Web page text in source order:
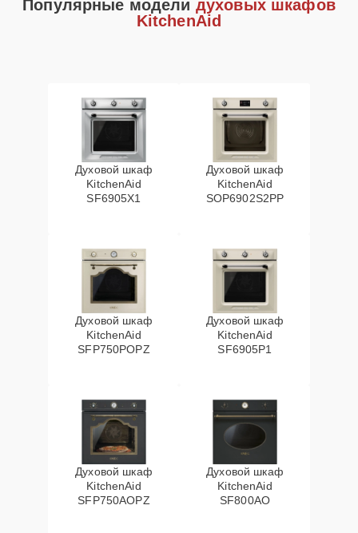
Популярные модели духовых шкафов
KitchenAid
Духовой шкаф
KitchenAid
SF6905X1
Духовой шкаф
KitchenAid
SOP6902S2PP
Духовой шкаф
KitchenAid
SFP750POPZ
Духовой шкаф
KitchenAid
SF6905P1
Духовой шкаф
KitchenAid
SFP750AOPZ
Духовой шкаф
KitchenAid
SF800AO